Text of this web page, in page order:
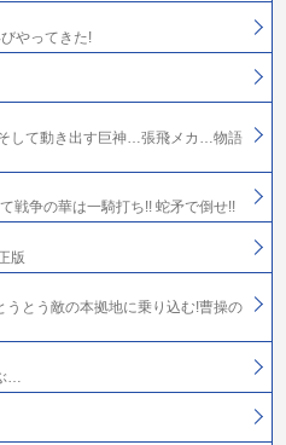
やってきた!
して動き出す巨神…張飛メカ…物語
戦争の華は一騎打ち!! 蛇矛で倒せ!!
版
とう敵の本拠地に乗り込む!曹操の
…